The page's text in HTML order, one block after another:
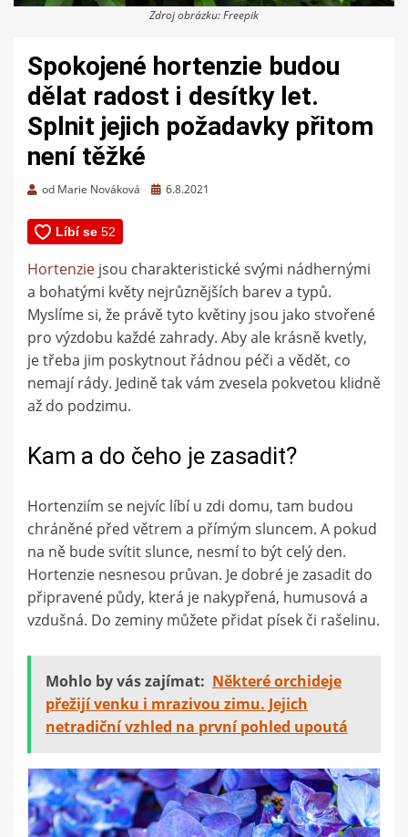
Zdroj obrázku: Freepik
Spokojené hortenzie budou
dělat radost i desítky let.
Splnit jejich požadavky přitom
není těžké
od Marie Nováková
Zveřejněno
6.8.2021
Hortenzie jsou charakteristické svými nádhernými
a bohatými květy nejrůznějších barev a typů.
Myslíme si, že právě tyto květiny jsou jako stvořené
pro výzdobu každé zahrady. Aby ale krásně kvetly,
je třeba jim poskytnout řádnou péči a vědět, co
nemají rády. Jedině tak vám zvesela pokvetou klidně
až do podzimu.
Kam a do čeho je zasadit?
Hortenziím se nejvíc líbí u zdi domu, tam budou
chráněné před větrem a přímým sluncem. A pokud
na ně bude svítit slunce, nesmí to být celý den.
Hortenzie nesnesou průvan. Je dobré je zasadit do
připravené půdy, která je nakypřená, humusová a
vzdušná. Do zeminy můžete přidat písek či rašelinu.
Mohlo by vás zajímat: Některé orchideje
přežijí venku i mrazivou zimu. Jejich
netradiční vzhled na první pohled upoutá